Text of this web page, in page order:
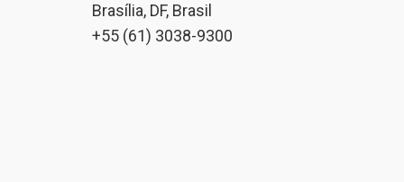
Brasília, DF, Brasil
+55 (61) 3038-9300